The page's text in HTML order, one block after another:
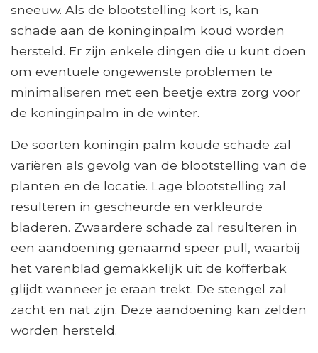
sneeuw. Als de blootstelling kort is, kan
schade aan de koninginpalm koud worden
hersteld. Er zijn enkele dingen die u kunt doen
om eventuele ongewenste problemen te
minimaliseren met een beetje extra zorg voor
de koninginpalm in de winter.
De soorten koningin palm koude schade zal
variëren als gevolg van de blootstelling van de
planten en de locatie. Lage blootstelling zal
resulteren in gescheurde en verkleurde
bladeren. Zwaardere schade zal resulteren in
een aandoening genaamd speer pull, waarbij
het varenblad gemakkelijk uit de kofferbak
glijdt wanneer je eraan trekt. De stengel zal
zacht en nat zijn. Deze aandoening kan zelden
worden hersteld.